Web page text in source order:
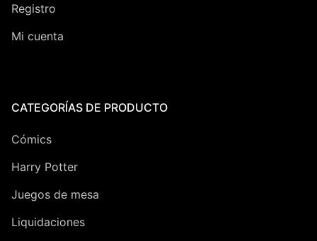
Registro
Mi cuenta
CATEGORÍAS DE PRODUCTO
Cómics
Harry Potter
Juegos de mesa
Liquidaciones